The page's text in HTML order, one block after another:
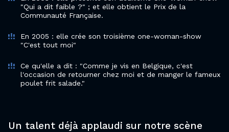
"Qui a dit faible ?" ; et elle obtient le Prix de la
Communauté Française.
En 2005 : elle crée son troisième one-woman-show
"C'est tout moi"
Ce qu'elle a dit : "Comme je vis en Belgique, c'est
l'occasion de retourner chez moi et de manger le fameux
poulet frit salade."
Un talent déjà applaudi sur notre scène